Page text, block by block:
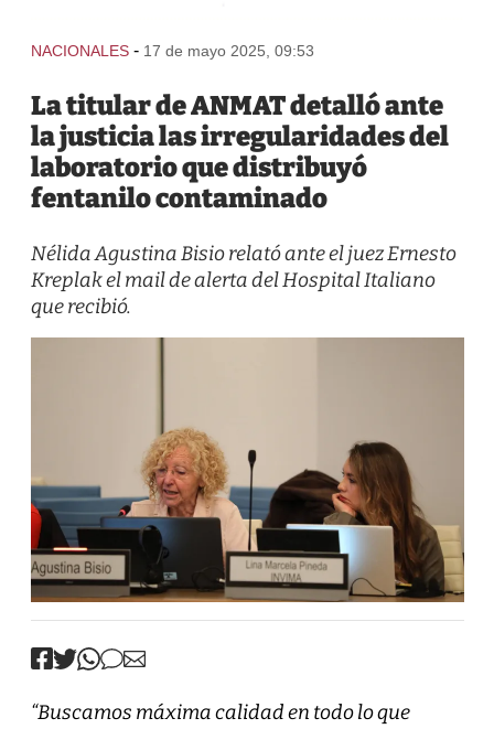
NACIONALES - 17 de mayo 2025, 09:53
La titular de ANMAT detalló ante
la justicia las irregularidades del
laboratorio que distribuyó
fentanilo contaminado
Nélida Agustina Bisio relató ante el juez Ernesto
Kreplak el mail de alerta del Hospital Italiano
que recibió.
“Buscamos máxima calidad en todo lo que